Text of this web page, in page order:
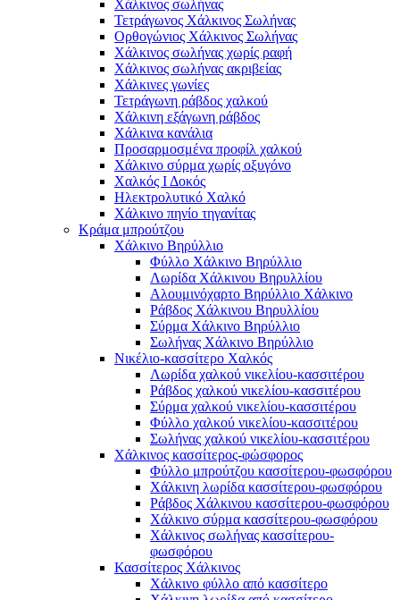
Χάλκινος σωλήνας
Τετράγωνος Χάλκινος Σωλήνας
Ορθογώνιος Χάλκινος Σωλήνας
Χάλκινος σωλήνας χωρίς ραφή
Χάλκινος σωλήνας ακριβείας
Χάλκινες γωνίες
Τετράγωνη ράβδος χαλκού
Χάλκινη εξάγωνη ράβδος
Χάλκινα κανάλια
Προσαρμοσμένα προφίλ χαλκού
Χάλκινο σύρμα χωρίς οξυγόνο
Χαλκός Ι Δοκός
Ηλεκτρολυτικό Χαλκό
Χάλκινο πηνίο τηγανίτας
Κράμα μπρούτζου
Χάλκινο Βηρύλλιο
Φύλλο Χάλκινο Βηρύλλιο
Λωρίδα Χάλκινου Βηρυλλίου
Αλουμινόχαρτο Βηρύλλιο Χάλκινο
Ράβδος Χάλκινου Βηρυλλίου
Σύρμα Χάλκινο Βηρύλλιο
Σωλήνας Χάλκινο Βηρύλλιο
Νικέλιο-κασσίτερο Χαλκός
Λωρίδα χαλκού νικελίου-κασσιτέρου
Ράβδος χαλκού νικελίου-κασσιτέρου
Σύρμα χαλκού νικελίου-κασσιτέρου
Φύλλο χαλκού νικελίου-κασσιτέρου
Σωλήνας χαλκού νικελίου-κασσιτέρου
Χάλκινος κασσίτερος-φώσφορος
Φύλλο μπρούτζου κασσίτερου-φωσφόρου
Χάλκινη λωρίδα κασσίτερου-φωσφόρου
Ράβδος Χάλκινου κασσίτερου-φωσφόρου
Χάλκινο σύρμα κασσίτερου-φωσφόρου
Χάλκινος σωλήνας κασσίτερου-
φωσφόρου
Κασσίτερος Χάλκινος
Χάλκινο φύλλο από κασσίτερο